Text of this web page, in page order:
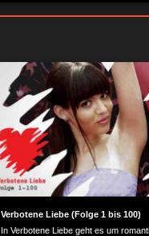
Verbotene Liebe (Folge 1 bis 100)
In Verbotene Liebe geht es um